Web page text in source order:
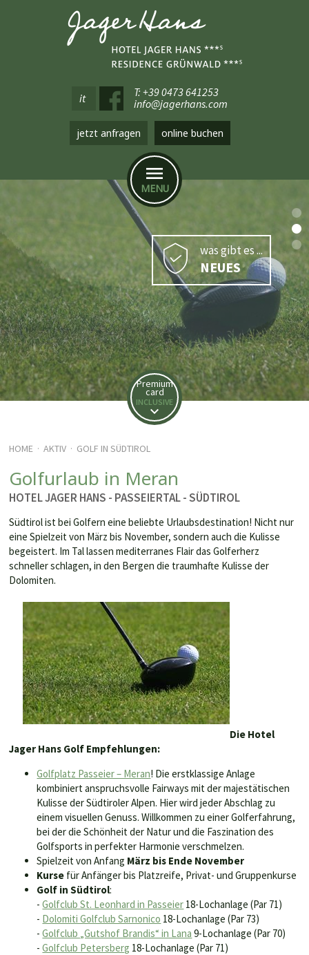
it
T: +39 0473 641253
info@jagerhans.com
jetzt anfragen online buchen
MENU
was gibt es ...
NEUES
Premium
card
INCLUSIVE
HOME ·AKTIV · GOLF IN SÜDTIROL
Golfurlaub in Meran
HOTEL JAGER HANS - PASSEIERTAL - SÜDTIROL
Südtirol ist bei Golfern eine beliebte Urlaubsdestination! Nicht nur
eine Spielzeit von März bis November, sondern auch die Kulisse
begeistert. Im Tal lassen mediterranes Flair das Golferherz
schneller schlagen, in den Bergen die traumhafte Kulisse der
Dolomiten.
Die Hotel
Jager Hans Golf Empfehlungen:
Golfplatz Passeier – Meran! Die erstklassige Anlage
kombiniert anspruchsvolle Fairways mit der majestätischen
Kulisse der Südtiroler Alpen. Hier wird jeder Abschlag zu
einem visuellen Genuss. Willkommen zu einer Golferfahrung,
bei der die Schönheit der Natur und die Faszination des
Golfsports in perfekter Harmonie verschmelzen.
Spielzeit von Anfang März bis Ende November
Kurse für Anfänger bis Platzreife, Privat- und Gruppenkurse
Golf in Südtirol:
-Golfclub St. Leonhard in Passeier 18-Lochanlage (Par 71)
- Dolomiti Golfclub Sarnonico 18-Lochanlage (Par 73)
-Golfclub „Gutshof Brandis“ in Lana 9-Lochanlage (Par 70)
-Golfclub Petersberg 18-Lochanlage (Par 71)